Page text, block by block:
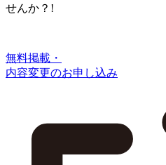
せんか？!
無料掲載・
内容変更のお申し込み